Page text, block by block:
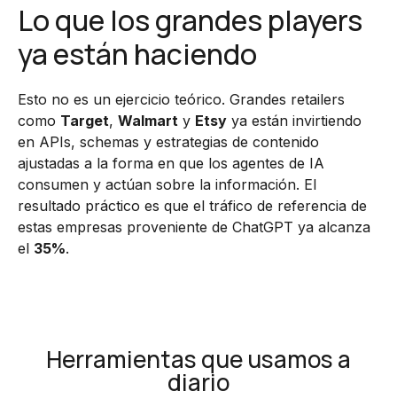
Lo que los grandes players
ya están haciendo
Esto no es un ejercicio teórico. Grandes retailers
como Target, Walmart y Etsy ya están invirtiendo
en APIs, schemas y estrategias de contenido
ajustadas a la forma en que los agentes de IA
consumen y actúan sobre la información. El
resultado práctico es que el tráfico de referencia de
estas empresas proveniente de ChatGPT ya alcanza
el 35%.
Herramientas que usamos a
diario